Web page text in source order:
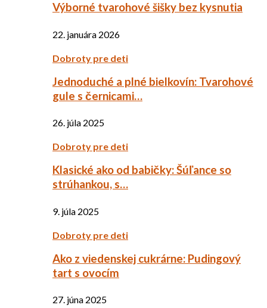
Výborné tvarohové šišky bez kysnutia
22. januára 2026
Dobroty pre deti
Jednoduché a plné bielkovín: Tvarohové
gule s černicami…
26. júla 2025
Dobroty pre deti
Klasické ako od babičky: Šúľance so
strúhankou, s…
9. júla 2025
Dobroty pre deti
Ako z viedenskej cukrárne: Pudingový
tart s ovocím
27. júna 2025